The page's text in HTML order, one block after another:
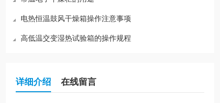
电热恒温鼓风干燥箱操作注意事项
高低温交变湿热试验箱的操作规程
详细介绍 在线留言